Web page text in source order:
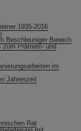
1935-2016
Beschleuniger Bereich
zum Prämien- und
im
Jahreszeit
Rat